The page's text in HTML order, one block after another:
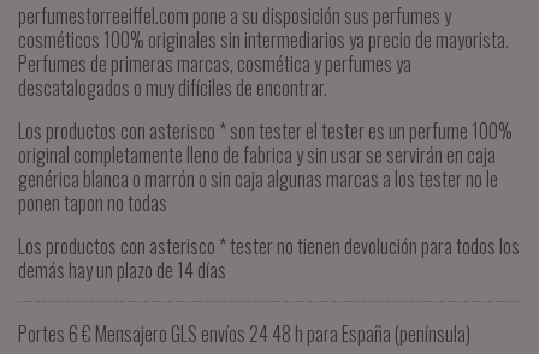
perfumestorreeiffel.com pone a su disposición sus perfumes y
cosméticos 100% originales sin intermediarios ya precio de mayorista.
Perfumes de primeras marcas, cosmética y perfumes ya
descatalogados o muy difíciles de encontrar.
Los productos con asterisco * son tester el tester es un perfume 100%
original completamente lleno de fabrica y sin usar se servirán en caja
genérica blanca o marrón o sin caja algunas marcas a los tester no le
ponen tapon no todas
Los productos con asterisco * tester no tienen devolución para todos los
demás hay un plazo de 14 días
Portes 6 € Mensajero GLS envíos 24 48 h para España (península)